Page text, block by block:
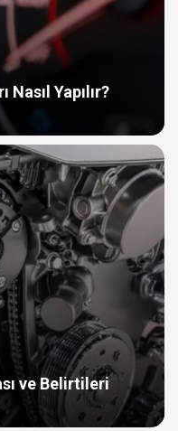
Yapılır?
ve Belirtileri